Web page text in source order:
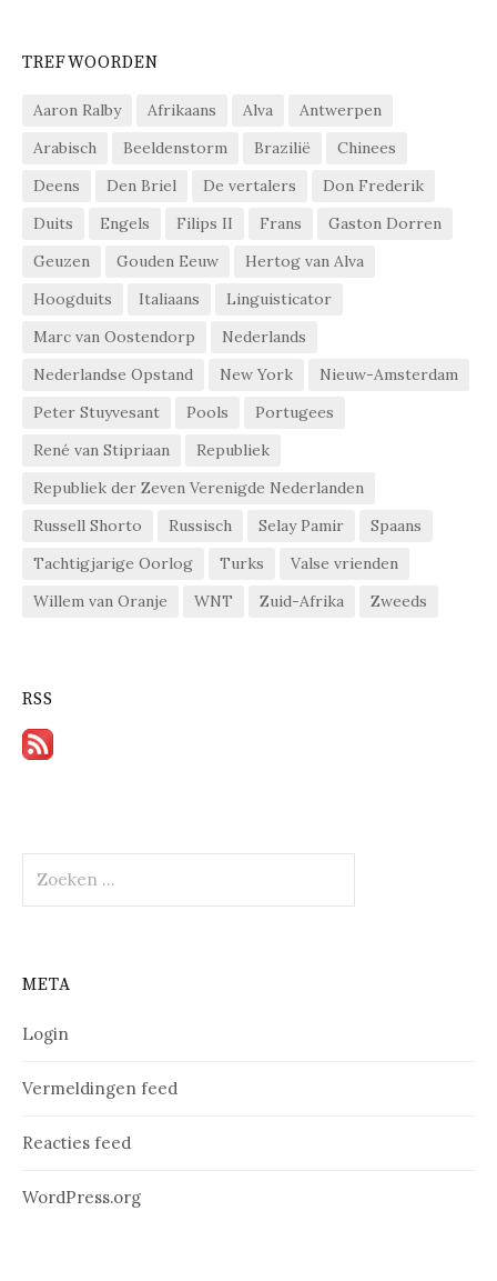
TREFWOORDEN
Aaron Ralby Afrikaans Alva
Antwerpen
Arabisch
Beeldenstorm Brazilië
Chinees
Deens
Den Briel De vertalers
Don Frederik
Duits
Engels Filips II Frans
Gaston Dorren
Geuzen
Gouden Eeuw
Hertog van Alva
Hoogduits
Italiaans
Linguisticator
Marc van Oostendorp
Nederlands
Nederlandse Opstand
New York
Nieuw-Amsterdam
Peter Stuyvesant
Pools
Portugees
René van Stipriaan
Republiek
Republiek der Zeven Verenigde Nederlanden
Russell Shorto
Russisch Selay Pamir
Spaans
Tachtigjarige Oorlog
Turks
Valse vrienden
Willem van Oranje
WNT Zuid-Afrika Zweeds
RSS
naar:
META
Login
Vermeldingen feed
Reacties feed
WordPress.org